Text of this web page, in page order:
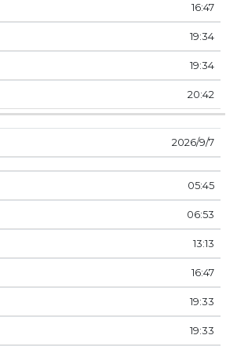
16:47
19:34
19:34
20:42
7‏‏/9‏‏/2026
05:45
06:53
13:13
16:47
19:33
19:33